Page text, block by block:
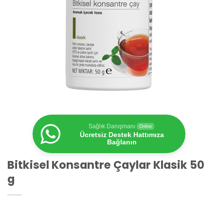
Sağlık Danışmanı Online
Ücretsiz Destek Hattımıza
Bağlanın
Bitkisel Konsantre Çaylar Klasik 50
g